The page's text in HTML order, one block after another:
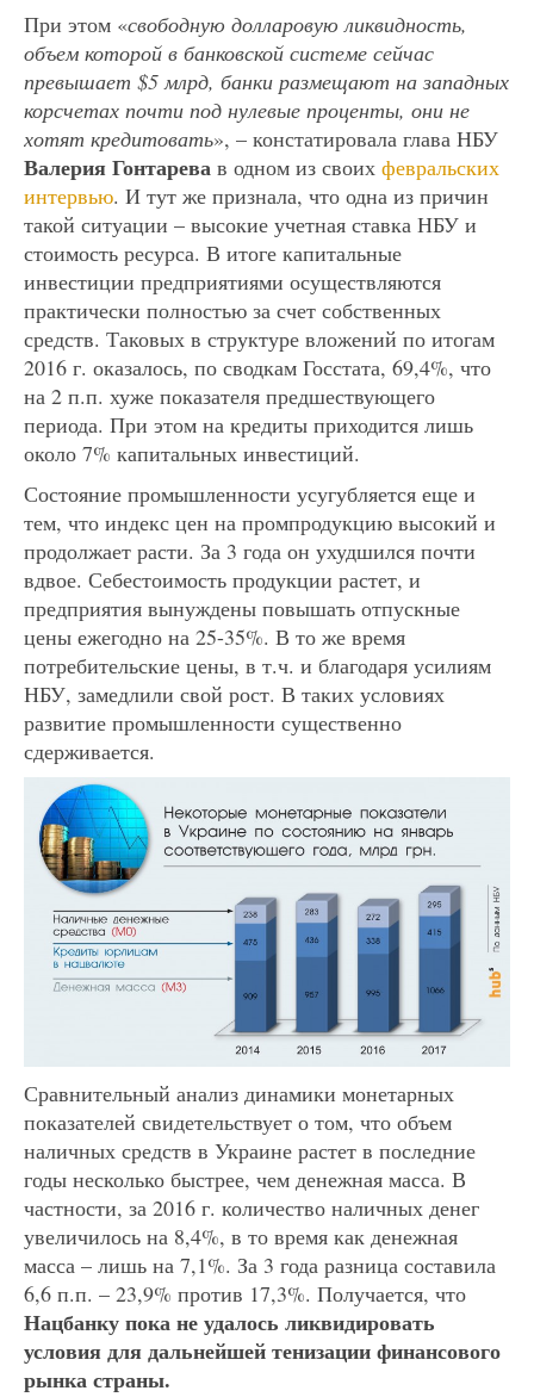
При этом «свободную долларовую ликвидность,
объем которой в банковской системе сейчас
превышает $5 млрд, банки размещают на западных
корсчетах почти под нулевые проценты, они не
хотят кредитовать», – констатировала глава НБУ
Валерия Гонтарева в одном из своих февральских
интервью. И тут же признала, что одна из причин
такой ситуации – высокие учетная ставка НБУ и
стоимость ресурса. В итоге капитальные
инвестиции предприятиями осуществляются
практически полностью за счет собственных
средств. Таковых в структуре вложений по итогам
2016 г. оказалось, по сводкам Госстата, 69,4%, что
на 2 п.п. хуже показателя предшествующего
периода. При этом на кредиты приходится лишь
около 7% капитальных инвестиций.
Состояние промышленности усугубляется еще и
тем, что индекс цен на промпродукцию высокий и
продолжает расти. За 3 года он ухудшился почти
вдвое. Себестоимость продукции растет, и
предприятия вынуждены повышать отпускные
цены ежегодно на 25-35%. В то же время
потребительские цены, в т.ч. и благодаря усилиям
НБУ, замедлили свой рост. В таких условиях
развитие промышленности существенно
сдерживается.
Сравнительный анализ динамики монетарных
показателей свидетельствует о том, что объем
наличных средств в Украине растет в последние
годы несколько быстрее, чем денежная масса. В
частности, за 2016 г. количество наличных денег
увеличилось на 8,4%, в то время как денежная
масса – лишь на 7,1%. За 3 года разница составила
6,6 п.п. – 23,9% против 17,3%. Получается, что
Нацбанку пока не удалось ликвидировать
условия для дальнейшей тенизации финансового
рынка страны.